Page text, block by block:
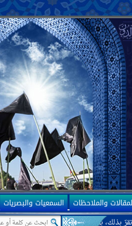
والملاحظات السمعيات والبصريات
إيران أنّها ممهّدة لظهور الإمام